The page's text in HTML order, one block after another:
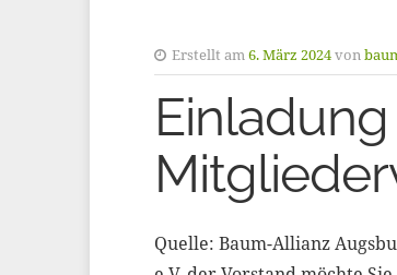
Erstellt am6. März 2024von
Quelle: Baum-Allianz